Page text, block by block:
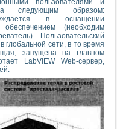
пользователями и
следующим образом:
в оснащении
(необходим
Пользовательский
глобальной сети, в то время
запущена на главном
LabVIEW Web-сервер,